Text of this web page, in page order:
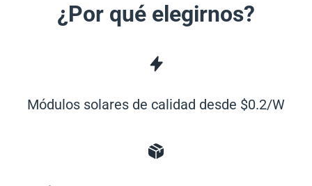
¿Por qué elegirnos?
Módulos solares de calidad desde $0.2/W